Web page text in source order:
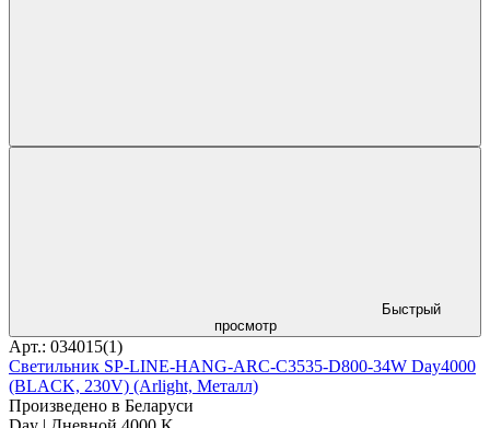
Быстрый
просмотр
Арт.: 034015(1)
Светильник SP-LINE-HANG-ARC-C3535-D800-34W Day4000
(BLACK, 230V) (Arlight, Металл)
Произведено в Беларуси